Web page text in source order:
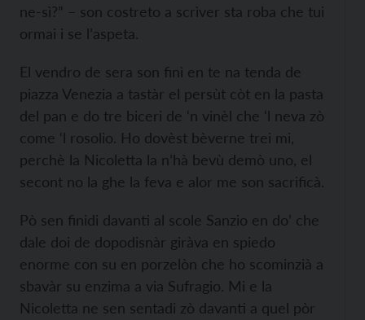
ne-sì?” – son costreto a scrìver sta roba che tui
ormai i se l’aspeta.
El vendro de sera son finì en te na tenda de
piazza Venezia a tastàr el persùt còt en la pasta
del pan e do tre biceri de ‘n vinèl che ‘l neva zò
come ‘l rosolio. Ho dovèst bèverne trei mi,
perchè la Nicoletta la n’hà bevù demò uno, el
secont no la ghe la feva e alor me son sacrificà.
Pò sen finidi davanti al scole Sanzio en do’ che
dale doi de dopodisnàr giràva en spiedo
enorme con su en porzelòn che ho scominzià a
sbavàr su enzima a via Sufragio. Mi e la
Nicoletta ne sen sentadi zò davanti a quel pòr